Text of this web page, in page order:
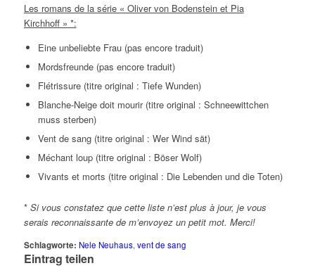
Les romans de la série « Oliver von Bodenstein et Pia
Kirchhoff » *:
Eine unbeliebte Frau (pas encore traduit)
Mordsfreunde (pas encore traduit)
Flétrissure (titre original : Tiefe Wunden)
Blanche-Neige doit mourir (titre original : Schneewittchen
muss sterben)
Vent de sang (titre original : Wer Wind sät)
Méchant loup (titre original : Böser Wolf)
Vivants et morts (titre original : Die Lebenden und die Toten)
* Si vous constatez que cette liste n’est plus à jour, je vous
serais reconnaissante de m’envoyez un petit mot. Merci!
Schlagworte: Nele Neuhaus, vent de sang
Eintrag teilen